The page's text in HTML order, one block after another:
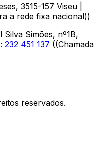
, 3515-157 Viseu
a rede fixa nacional))
Simões, nº1B,
232 451 137 ((Chamada
reservados.